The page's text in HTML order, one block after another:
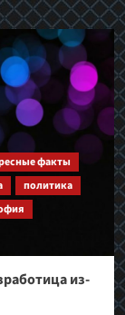
факты
политика
из-